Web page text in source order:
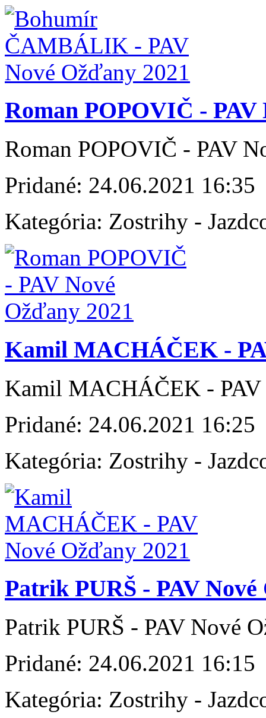
Roman POPOVIČ - PAV
Roman POPOVIČ - PAV
Pridané: 24.06.2021 16:35
Kategória: Zostrihy -
Kamil MACHÁČEK -
Kamil MACHÁČEK - PAV
Pridané: 24.06.2021 16:25
Kategória: Zostrihy -
Patrik PURŠ - PAV
Patrik PURŠ - PAV Nové
Pridané: 24.06.2021 16:15
Kategória: Zostrihy -